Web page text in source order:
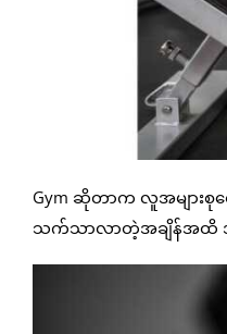
Gym ဆိုတာက လူအများစုဝ
သက်သာလာတဲ့အချိန်အထိ အန